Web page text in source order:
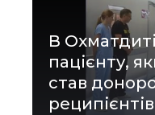
В
пацієнту,
став
реципієнтів